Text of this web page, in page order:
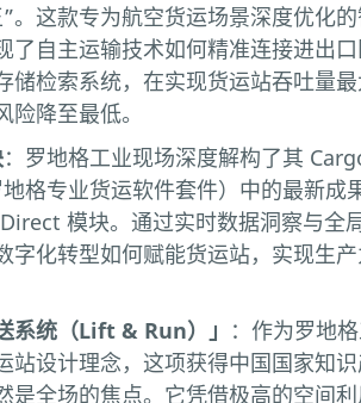
。这款专为航空货运场景深度优化的
了自主运输技术如何精准连接进出
储检索系统，在实现货运站吞吐量
降至最低。
：罗地格工业现场深度解构了其
格专业货运软件套件）中的最新成
模块。通过实时数据洞察与全
字化转型如何赋能货运站，实现生
系统（Lift & Run）」 ：作为罗地
站设计理念，这项获得中国国家知
是全场的焦点。它凭借极高的空间利